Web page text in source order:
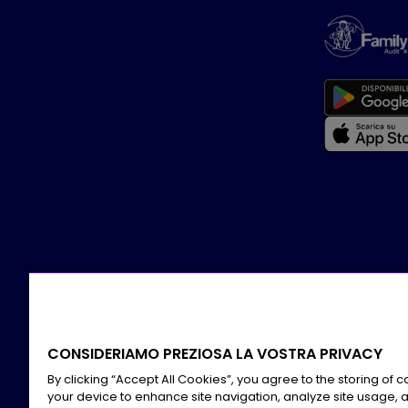
CONSIDERIAMO PREZIOSA LA VOSTRA PRIVACY
By clicking “Accept All Cookies”, you agree to the storing of
your device to enhance site navigation, analyze site usage,